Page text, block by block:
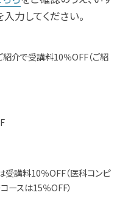
力してください。
介で受講料10％OFF（ご紹
講料10％OFF（医科コンピ
ースは15％OFF）